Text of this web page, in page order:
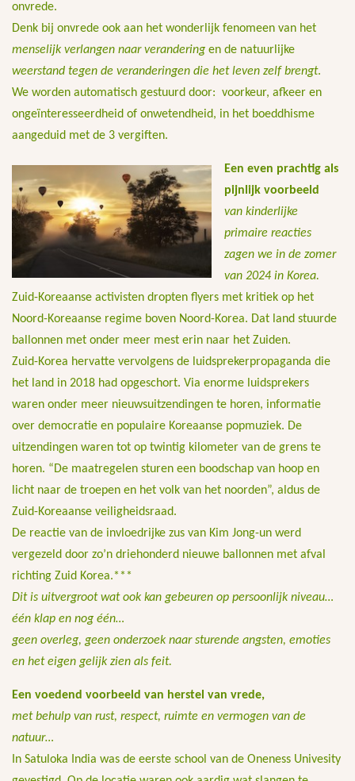
onvrede.
Denk bij onvrede ook aan het wonderlijk fenomeen van het
menselijk verlangen naar verandering en de natuurlijke
weerstand tegen de veranderingen die het leven zelf brengt.
We worden automatisch gestuurd door: voorkeur, afkeer en
ongeïnteresseerdheid of onwetendheid, in het boeddhisme
aangeduid met de 3 vergiften.
Een even prachtig als
pijnlijk voorbeeld
van kinderlijke
primaire reacties
zagen we in de zomer
van 2024 in Korea.
Zuid-Koreaanse activisten dropten flyers met kritiek op het
Noord-Koreaanse regime boven Noord-Korea. Dat land stuurde
ballonnen met onder meer mest erin naar het Zuiden.
Zuid-Korea hervatte vervolgens de luidsprekerpropaganda die
het land in 2018 had opgeschort. Via enorme luidsprekers
waren onder meer nieuwsuitzendingen te horen, informatie
over democratie en populaire Koreaanse popmuziek. De
uitzendingen waren tot op twintig kilometer van de grens te
horen. “De maatregelen sturen een boodschap van hoop en
licht naar de troepen en het volk van het noorden”, aldus de
Zuid-Koreaanse veiligheidsraad.
De reactie van de invloedrijke zus van Kim Jong-un werd
vergezeld door zo’n driehonderd nieuwe ballonnen met afval
richting Zuid Korea.***
Dit is uitvergroot wat ook kan gebeuren op persoonlijk niveau…
één klap en nog één…
geen overleg, geen onderzoek naar sturende angsten, emoties
en het eigen gelijk zien als feit.
Een voedend voorbeeld van herstel van vrede,
met behulp van rust, respect, ruimte en vermogen van de
natuur…
In Satuloka India was de eerste school van de Oneness Univesity